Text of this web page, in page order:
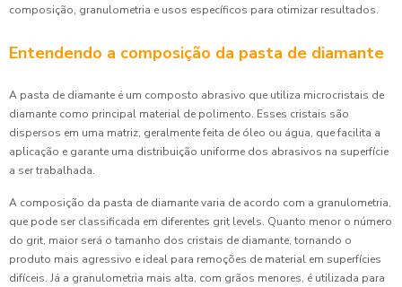
composição, granulometria e usos específicos para otimizar resultados.
Entendendo a composição da pasta de diamante
A pasta de diamante é um composto abrasivo que utiliza microcristais de
diamante como principal material de polimento. Esses cristais são
dispersos em uma matriz, geralmente feita de óleo ou água, que facilita a
aplicação e garante uma distribuição uniforme dos abrasivos na superfície
a ser trabalhada.
A composição da pasta de diamante varia de acordo com a granulometria,
que pode ser classificada em diferentes grit levels. Quanto menor o número
do grit, maior será o tamanho dos cristais de diamante, tornando o
produto mais agressivo e ideal para remoções de material em superfícies
difíceis. Já a granulometria mais alta, com grãos menores, é utilizada para